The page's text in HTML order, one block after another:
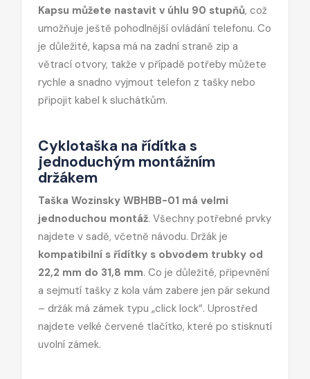
Kapsu můžete nastavit v úhlu 90 stupňů, což
umožňuje ještě pohodlnější ovládání telefonu. Co
je důležité, kapsa má na zadní straně zip a
větrací otvory, takže v případě potřeby můžete
rychle a snadno vyjmout telefon z tašky nebo
připojit kabel k sluchátkům.
Cyklotaška na řídítka s
jednoduchým montážním
držákem
Taška Wozinsky WBHBB-01 má velmi
jednoduchou montáž. Všechny potřebné prvky
najdete v sadě, včetně návodu. Držák je
kompatibilní s řídítky s obvodem trubky od
22,2 mm do 31,8 mm. Co je důležité, připevnění
a sejmutí tašky z kola vám zabere jen pár sekund
– držák má zámek typu „click lock“. Uprostřed
najdete velké červené tlačítko, které po stisknutí
uvolní zámek.